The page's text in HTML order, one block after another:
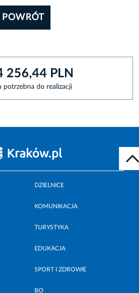
POWRÓT
256,44 PLN
potrzebna do realizacji
DZIELNICE
KOMUNIKACJA
TURYSTYKA
EDUKACJA
SPORT I ZDROWIE
BO